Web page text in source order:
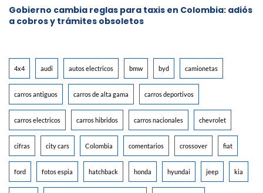
Gobierno cambia reglas para taxis en Colombia: adiós
a cobros y trámites obsoletos
4x4 audi autos electricos bmw byd camionetas
carros antiguos carros de alta gama carros deportivos
carros electricos carros hibridos carros nacionales chevrolet
cifras city cars Colombia comentarios crossover fiat
ford fotos espia hatchback honda hyundai jeep kia